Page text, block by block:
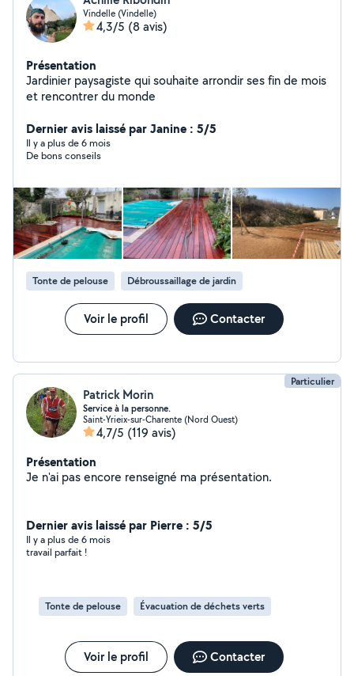
Vindelle (Vindelle)
4,3/5 (8 avis)
Présentation
Jardinier paysagiste qui souhaite arrondir ses fin de mois
et rencontrer du monde
Dernier avis laissé par Janine : 5/5
Il y a plus de 6 mois
De bons conseils
Tonte de pelouse Débroussaillage de jardin
Voir le profil Contacter
Particulier
Patrick Morin
Service à la personne.
Saint-Yrieix-sur-Charente (Nord Ouest)
4,7/5 (119 avis)
Présentation
Je n'ai pas encore renseigné ma présentation.
Dernier avis laissé par Pierre : 5/5
Il y a plus de 6 mois
travail parfait !
Tonte de pelouse Évacuation de déchets verts
Voir le profil Contacter